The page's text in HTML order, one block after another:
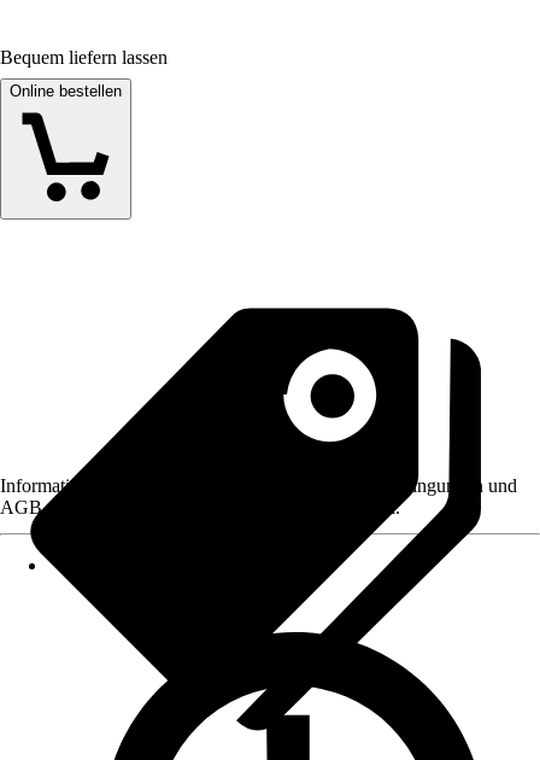
Bequem liefern lassen
Online bestellen
Informationen des Verkäufers, wie z. B. Rückgabebedingungen und
AGB, finden Sie bei Klick auf den Verkäufernamen.